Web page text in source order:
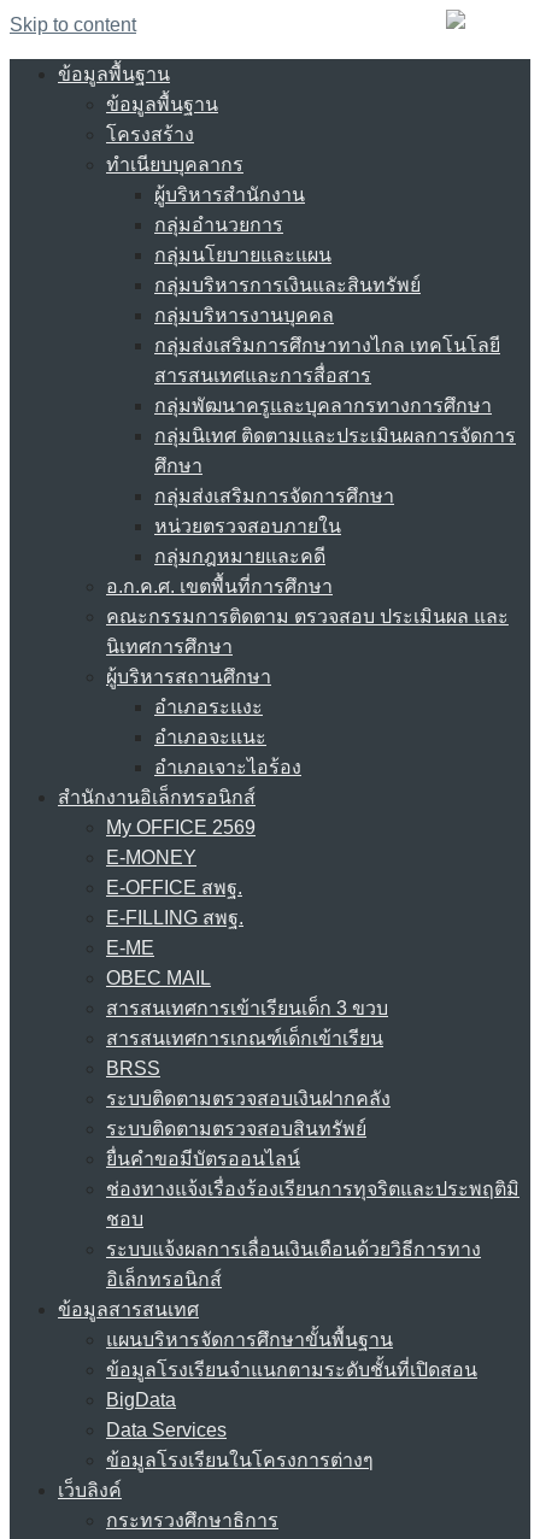
Skip to content
ข้อมูลพื้นฐาน
ข้อมูลพื้นฐาน
โครงสร้าง
ทำเนียบบุคลากร
ผู้บริหารสำนักงาน
กลุ่มอำนวยการ
กลุ่มนโยบายและแผน
กลุ่มบริหารการเงินและสินทรัพย์
กลุ่มบริหารงานบุคคล
กลุ่มส่งเสริมการศึกษาทางไกล เทคโนโลยี
สารสนเทศและการสื่อสาร
กลุ่มพัฒนาครูและบุคลากรทางการศึกษา
กลุ่มนิเทศ ติดตามและประเมินผลการจัดการ
ศึกษา
กลุ่มส่งเสริมการจัดการศึกษา
หน่วยตรวจสอบภายใน
กลุ่มกฎหมายและคดี
อ.ก.ค.ศ. เขตพื้นที่การศึกษา
คณะกรรมการติดตาม ตรวจสอบ ประเมินผล และ
นิเทศการศึกษา
ผู้บริหารสถานศึกษา
อำเภอระแงะ
อำเภอจะแนะ
อำเภอเจาะไอร้อง
สำนักงานอิเล็กทรอนิกส์
My OFFICE 2569
E-MONEY
E-OFFICE สพฐ.
E-FILLING สพฐ.
E-ME
OBEC MAIL
สารสนเทศการเข้าเรียนเด็ก 3 ขวบ
สารสนเทศการเกณฑ์เด็กเข้าเรียน
BRSS
ระบบติดตามตรวจสอบเงินฝากคลัง
ระบบติดตามตรวจสอบสินทรัพย์
ยื่นคำขอมีบัตรออนไลน์
ช่องทางแจ้งเรื่องร้องเรียนการทุจริตและประพฤติมิ
ชอบ
ระบบแจ้งผลการเลื่อนเงินเดือนด้วยวิธีการทาง
อิเล็กทรอนิกส์
ข้อมูลสารสนเทศ
แผนบริหารจัดการศึกษาขั้นพื้นฐาน
ข้อมูลโรงเรียนจำแนกตามระดับชั้นที่เปิดสอน
BigData
Data Services
ข้อมูลโรงเรียนในโครงการต่างๆ
เว็บลิงค์
กระทรวงศึกษาธิการ